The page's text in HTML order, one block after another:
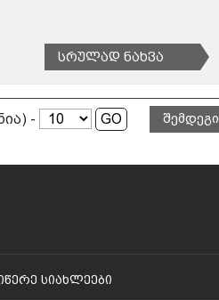
Სრულად Ნახვა
შემდეგი
-
Სიახლეები